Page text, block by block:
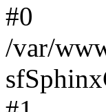
#0
/var/